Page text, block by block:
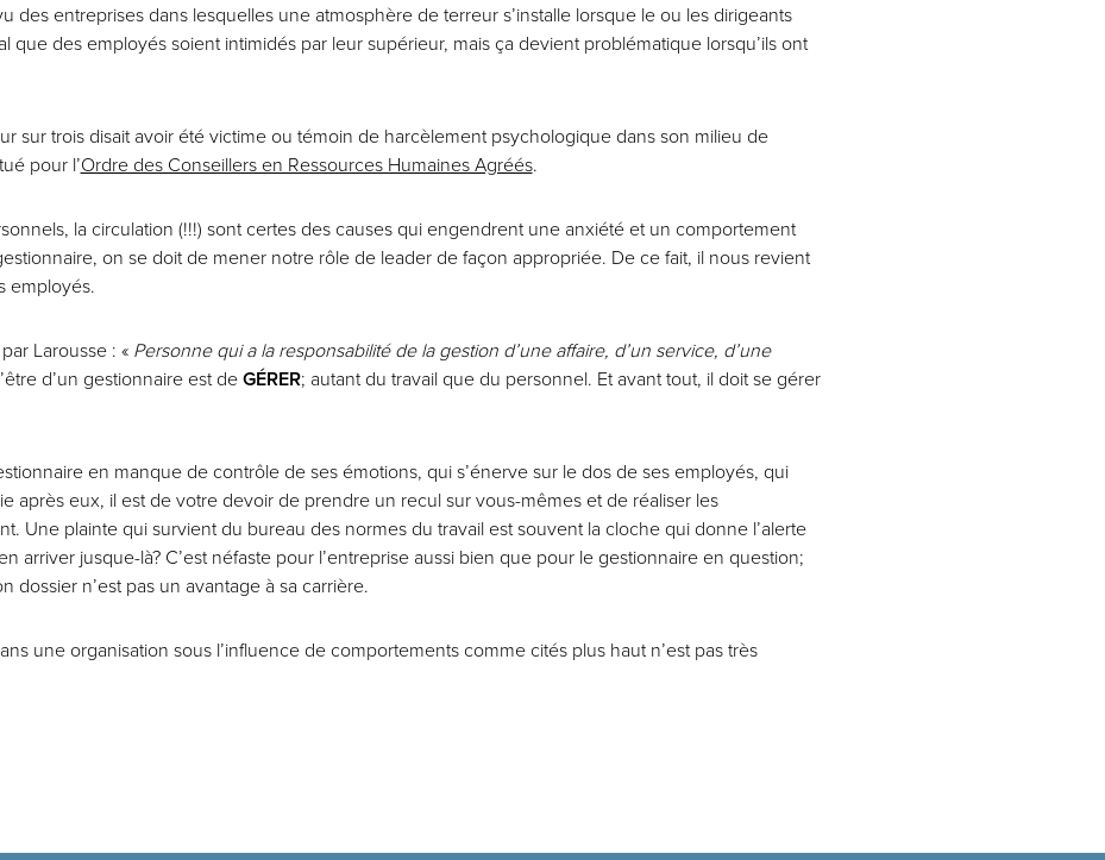
des entreprises dans lesquelles une atmosphère de terreur s’installe lorsque le ou les dirigeants
que des employés soient intimidés par leur supérieur, mais ça devient problématique lorsqu’ils ont
sur trois disait avoir été victime ou témoin de harcèlement psychologique dans son milieu de
pour l’Ordre des Conseillers en Ressources Humaines Agréés.
la circulation (!!!) sont certes des causes qui engendrent une anxiété et un comportement
on se doit de mener notre rôle de leader de façon appropriée. De ce fait, il nous revient
employés.
Larousse : « Personne qui a la responsabilité de la gestion d’une affaire, d’un service, d’une
d’un gestionnaire est deGÉRER; autant du travail que du personnel. Et avant tout, il doit se gérer
en manque de contrôle de ses émotions, qui s’énerve sur le dos de ses employés, qui
après eux, il est de votre devoir de prendre un recul sur vous-mêmes et de réaliser les
Une plainte qui survient du bureau des normes du travail est souvent la cloche qui donne l’alerte
arriver jusque-là? C’est néfaste pour l’entreprise aussi bien que pour le gestionnaire en question;
dossier n’est pas un avantage à sa carrière.
une organisation sous l’influence de comportements comme cités plus haut n’est pas très